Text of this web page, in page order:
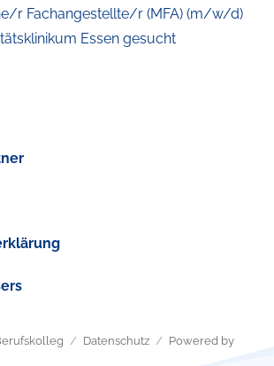
r Fachangestellte/r (MFA) (m/w/d)
Essen gesucht
Datenschutz
Powered by